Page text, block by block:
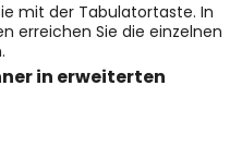
mit der Tabulatortaste. In
erreichen Sie die einzelnen
in erweiterten